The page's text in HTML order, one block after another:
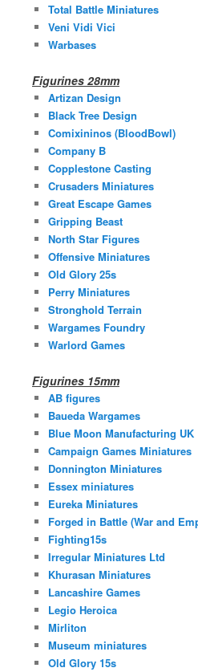
Total Battle Miniatures
Veni Vidi Vici
Warbases
Figurines 28mm
Artizan Design
Black Tree Design
Comixininos (BloodBowl)
Company B
Copplestone Casting
Crusaders Miniatures
Great Escape Games
Gripping Beast
North Star Figures
Offensive Miniatures
Old Glory 25s
Perry Miniatures
Stronghold Terrain
Wargames Foundry
Warlord Games
Figurines 15mm
AB figures
Baueda Wargames
Blue Moon Manufacturing UK
Campaign Games Miniatures
Donnington Miniatures
Essex miniatures
Eureka Miniatures
Forged in Battle (War and
Fighting15s
Irregular Miniatures Ltd
Khurasan Miniatures
Lancashire Games
Legio Heroica
Mirliton
Museum miniatures
Old Glory 15s